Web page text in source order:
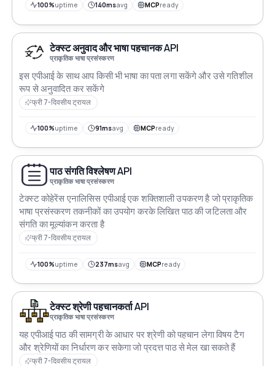
100%uptime 140msavg MCPready
टेक्स्ट अनुवाद और भाषा पहचानक API
प्राकृतिक भाषा प्रसंस्करण
इस एपीआई के साथ आप किसी भी भाषा का पता लगा सकेंगे और उसे गतिशील
रूप से अनुवादित कर सकेंगे
फ्री 7-दिवसीय ट्रायल
100%uptime 91msavg MCPready
पाठ संगति विश्लेषण API
प्राकृतिक भाषा प्रसंस्करण
टेक्स्ट कोहेरेंस एनालिसिस एपीआई एक शक्तिशाली उपकरण है जो प्राकृतिक
भाषा प्रसंस्करण तकनीकों का उपयोग करके लिखित पाठ की जटिलता और
संगति का मूल्यांकन करता है
फ्री 7-दिवसीय ट्रायल
100%uptime 237msavg MCPready
टेक्स्ट श्रेणी पहचानकर्ता API
प्राकृतिक भाषा प्रसंस्करण
यह एपीआई पाठ की सामग्री के आधार पर श्रेणी को पहचान लेगा विषय टैग
और श्रेणियों का निर्धारण कर सकेगा जो प्रदत्त पाठ से मेल खा सकते हैं
फ्री 7-दिवसीय ट्रायल